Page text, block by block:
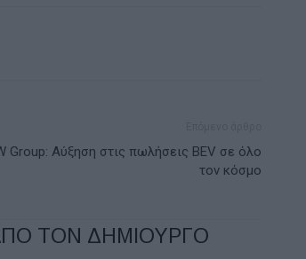
Group: Αύξηση στις πωλήσεις BEV σε όλο
τον κόσμο
ΤΟΝ ΔΗΜΙΟΥΡΓΟ